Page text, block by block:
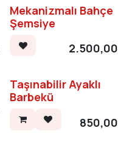
Mekanizmalı Bahçe
Şemsiye
2.500,00
Taşınabilir Ayaklı
Barbekü
850,00